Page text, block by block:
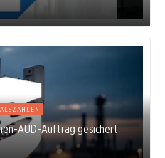
AUD-Auftrag gesichert